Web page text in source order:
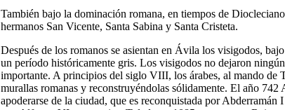
También bajo la dominación romana, en tiempos de
hermanos San Vicente, Santa Sabina y Santa Cristeta.
Después de los romanos se asientan en Ávila los visigodos,
un período históricamente gris. Los visigodos no dejaron
importante. A principios del siglo VIII, los árabes, al mando de
murallas romanas y reconstruyéndolas sólidamente. El año
apoderarse de la ciudad, que es reconquistada por Abderramán